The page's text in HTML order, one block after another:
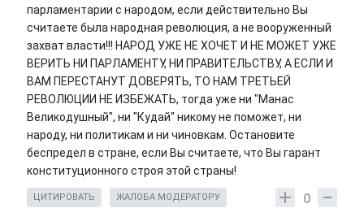
парламентарии с народом, если действительно Вы
считаете была народная революция, а не вооруженный
захват власти!!! НАРОД УЖЕ НЕ ХОЧЕТ И НЕ МОЖЕТ УЖЕ
ВЕРИТЬ НИ ПАРЛАМЕНТУ, НИ ПРАВИТЕЛЬСТВУ, А ЕСЛИ И
ВАМ ПЕРЕСТАНУТ ДОВЕРЯТЬ, ТО НАМ ТРЕТЬЕЙ
РЕВОЛЮЦИИ НЕ ИЗБЕЖАТЬ, тогда уже ни "Манас
Великодушный", ни "Кудай" никому не поможет, ни
народу, ни политикам и ни чиновкам. Остановите
беспредел в стране, если Вы считаете, что Вы гарант
конституционного строя этой страны!
0
ЦИТИРОВАТЬ ЖАЛОБА МОДЕРАТОРУ